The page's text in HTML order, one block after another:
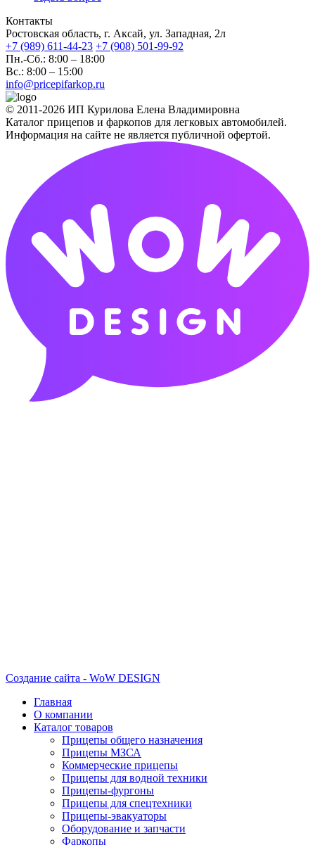
Контакты
Ростовская область, г. Аксай, ул. Западная, 2л
+7 (989) 611-44-23 +7 (908) 501-99-92
Пн.-Сб.: 8:00 – 18:00
Вс.: 8:00 – 15:00
info@pricepifarkop.ru
© 2011-2026 ИП Курилова Елена Владимировна
Каталог прицепов и фаркопов для легковых автомобилей.
Информация на сайте не является публичной офертой.
Создание сайта - WoW DESIGN
Главная
О компании
Каталог товаров
Прицепы общего назначения
Прицепы МЗСА
Коммерческие прицепы
Прицепы для водной техники
Прицепы-фургоны
Прицепы для спецтехники
Прицепы-эвакуаторы
Оборудование и запчасти
Фаркопы